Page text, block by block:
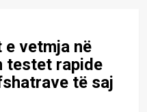
e vetmja në
testet rapide
të saj